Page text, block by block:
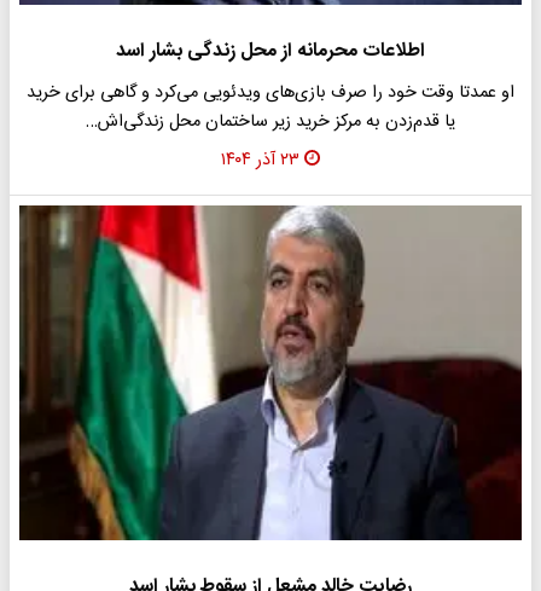
اطلاعات محرمانه از محل زندگی بشار اسد
او عمدتا وقت خود را صرف بازی‌های ویدئویی می‌کرد و گاهی برای خرید
یا قدم‌زدن به مرکز خرید زیر ساختمان محل زندگی‌اش…
۲۳ آذر ۱۴۰۴